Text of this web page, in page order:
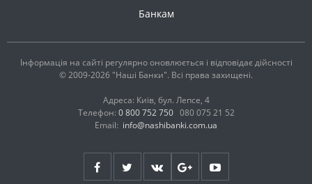
Банкам
Інформація на сайті регулярно оновлюється і відповідає дійсності
© 2009-2026 "Наші Банки". Всі права захищені.
Адреса: Київ, бул. Лепсе, 4
Телефон: 0 800 752 750 080 075 21 52
Email: info@nashibanki.com.ua